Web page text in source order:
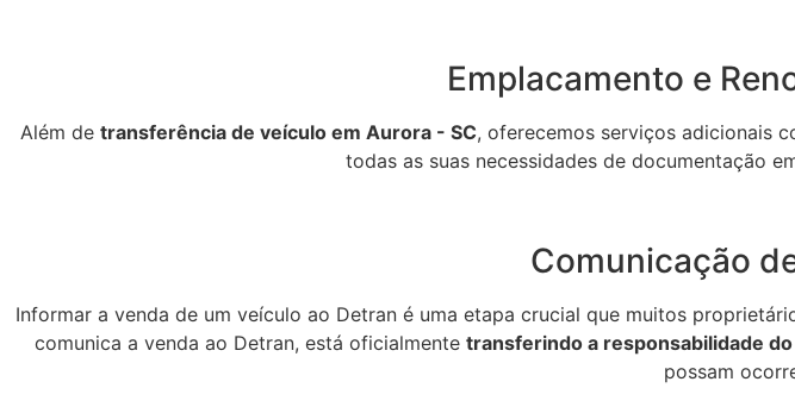
Emplacamento e
Além de transferência de veículo em Aurora - SC, oferecemos serviços adicionais
todas as suas necessidades de documentação
Comunicação
Informar a venda de um veículo ao Detran é uma etapa crucial que muitos
comunica a venda ao Detran, está oficialmente transferindo a responsabilidade
possam